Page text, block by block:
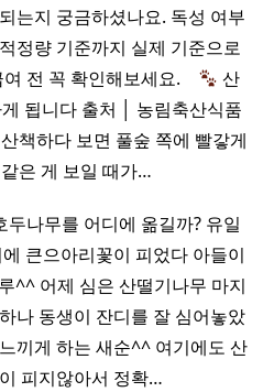
는지 궁금하셨나요. 독성 여부
정량 기준까지 실제 기준으로
여 전 꼭 확인해보세요.
산
됩니다 출처 │ 농림축산식품
책하다 보면 풀숲 쪽에 빨갛게
같은 게 보일 때가…
나무를 어디에 옮길까? 유일
큰으아리꽃이 피었다 아들이
^^ 어제 심은 산떨기나무 마지
나 동생이 잔디를 잘 심어놓았
끼게 하는 새순^^ 여기에도 산
피지않아서 정확…